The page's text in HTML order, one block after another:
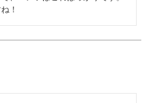
！